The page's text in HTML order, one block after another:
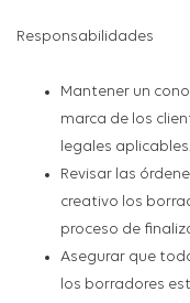
Responsabilidades
Mantener un
marca de los
legales aplicables.
Revisar las
creativo los
proceso de
Asegurar que
los borradores